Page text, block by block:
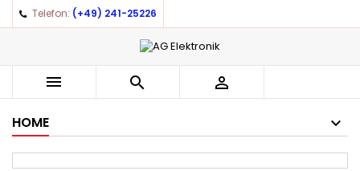
Telefon: (+49) 241-25226
  
HOME
Auf meine Wunschliste ×
add_circle_outlineCreate new list
((title)) ×
((label))
((cancelText)) ((createText))
Anmelden ×
You need to be logged in to save products in your
wishlist.
((cancelText)) ((loginText))